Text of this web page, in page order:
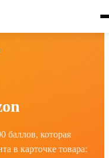
баллов, которая
в карточке товара: